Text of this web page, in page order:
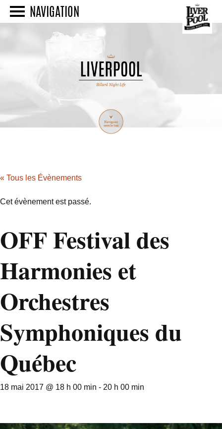
NAVIGATION
« Tous les Évènements
Cet évènement est passé.
OFF Festival des
Harmonies et
Orchestres
Symphoniques du
Québec
18 mai 2017 @ 18 h 00 min - 20 h 00 min